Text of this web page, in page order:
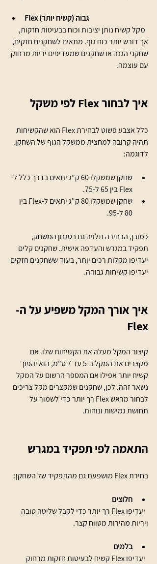
Flex גבוה (קשיח יותר)
  מקל קשיח נותן יציבות וכוח בבעיטות חזקות,
אך דורש יותר כוח גוף. מתאים לשחקנים חזקים,
שחקני הגנה או שחקנים שמעדיפים יריות מרחוק
עם עוצמה.
איך לבחור Flex לפי משקל
כלל אצבע פשוט לבחירת Flex הוא שהקשיחות
תהיה קרובה למחצית ממשקל הגוף של השחקן.
לדוגמה:
שחקן שמשקלו 60 ק"ג יתאים בדרך כלל ל-
Flex בין 65 ל-75.
שחקן שמשקלו 80 ק"ג יתאים ל-Flex בין
80 ל-95.
כמובן, הבחירה תלויה גם בסגנון המשחק,
תפקיד במגרש והעדפה אישית. שחקנים קלים
יעדיפו מקלות רכים יותר, בעוד ששחקנים חזקים
יעדיפו קשיחות גבוהה.
איך אורך המקל משפיע על ה-
Flex
קיצור המקל מעלה את הקשיחות שלו. אם
מקצרים את המקל ב-5 עד 7 ס"מ, הוא יהפוך
קשיח יותר אפילו אם המספר הרשום על המקל
נשאר זהה. לכן, שחקנים שמקצרים מקל צריכים
לבחור מראש Flex רך יותר כדי לשמור על
תחושת גמישות ונוחות.
התאמה לפי תפקיד במגרש
בחירת Flex מושפעת גם מהתפקיד של השחקן:
חלוצים
  יעדיפו Flex רך יותר כדי לקבל שליטה טובה
ויריות מהירות מטווח קצר.
בלמים
  יעדיפו Flex קשיח לבעיטות חזקות מרחוק